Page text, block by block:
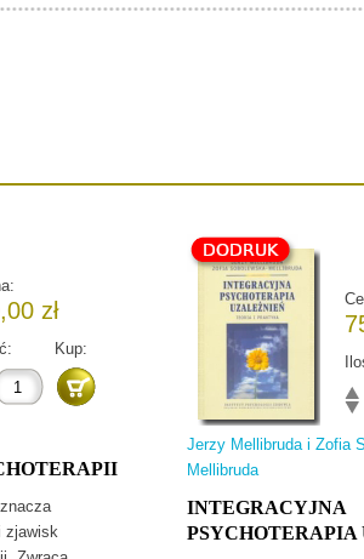
zł
Kup:
zjawisk
Jerzy Mellibruda i Zofia
Mellibruda
INTEGRACYJNA